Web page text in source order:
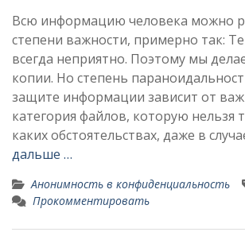
Всю информацию человека можно
степени важности, примерно так:
всегда неприятно. Поэтому мы
копии. Но степень
защите информации зависит от
категория файлов, которую нельзя
каких обстоятельствах, даже в
дальше …
Анонимность в конфиденциальность
Прокомментировать